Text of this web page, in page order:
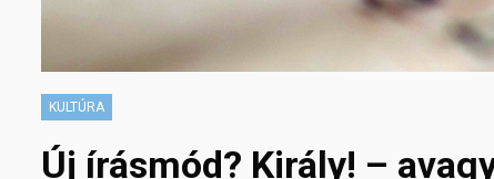
KULTÚRA
Új írásmód? Király! –